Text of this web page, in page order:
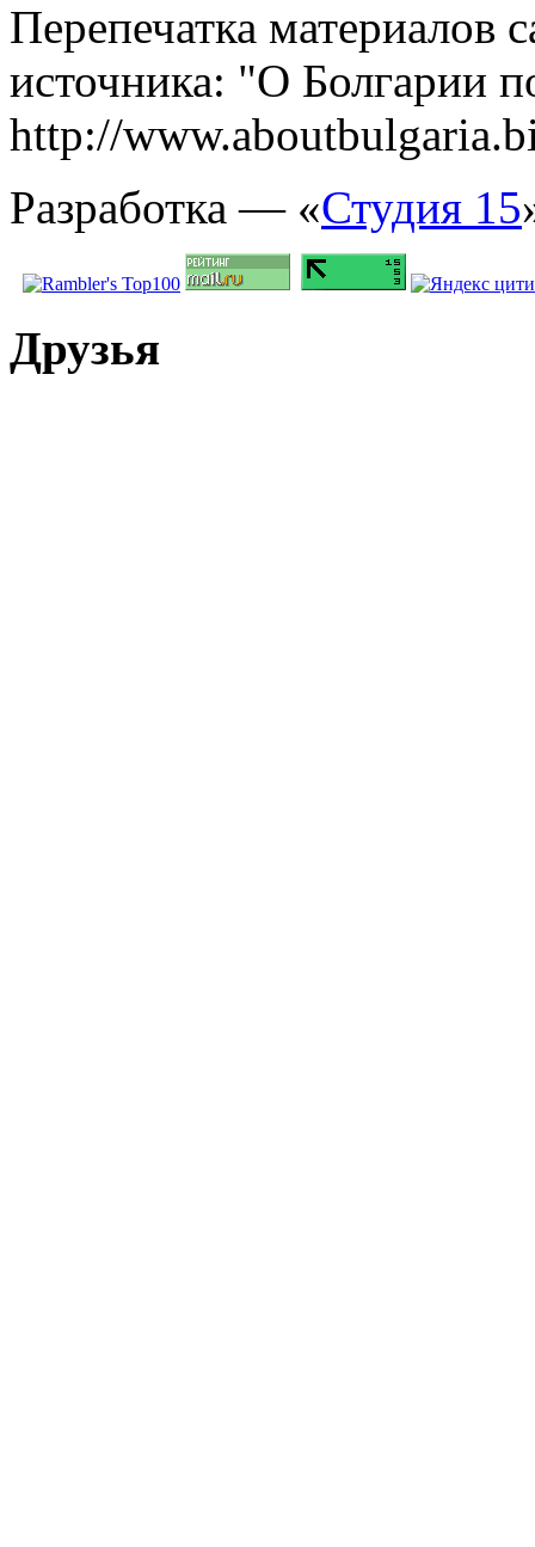
Перепечатка материалов
источника: "О Болгарии
http://
Разработка — «Студия 15
Друзья